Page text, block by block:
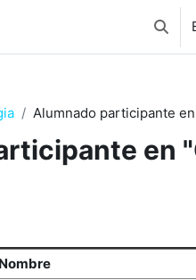
Alumnado participante
en
Nombre